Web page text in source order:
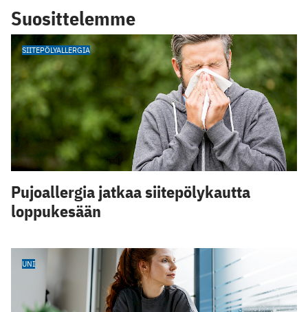
Suosittelemme
SIITEPÖLYALLERGIA
Pujoallergia jatkaa siitepölykautta
loppukesään
UNI